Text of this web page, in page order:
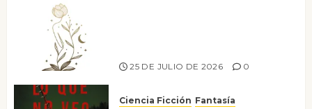
25 DE JULIO DE 2026 0
Ciencia Ficción Fantasía